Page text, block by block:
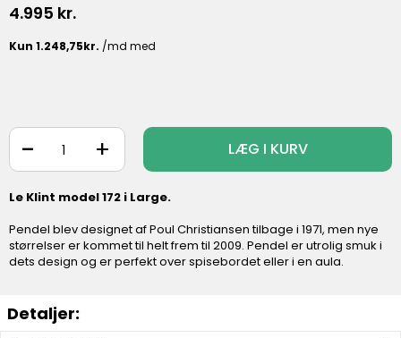
4.995 kr.
+
- LÆG I KURV
Le Klint model 172 i Large.
Pendel blev designet af Poul Christiansen tilbage i 1971, men nye
størrelser er kommet til helt frem til 2009. Pendel er utrolig smuk i
dets design og er perfekt over spisebordet eller i en aula.